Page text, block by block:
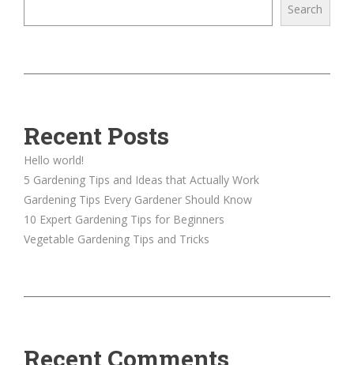
Search
Recent Posts
Hello world!
5 Gardening Tips and Ideas that Actually Work
Gardening Tips Every Gardener Should Know
10 Expert Gardening Tips for Beginners
Vegetable Gardening Tips and Tricks
Recent Comments